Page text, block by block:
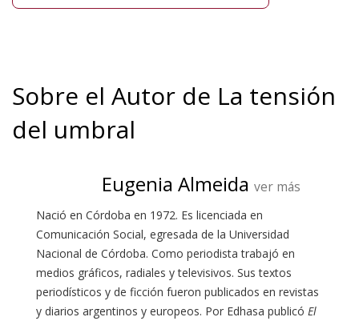
Sobre el Autor de La tensión
del umbral
Eugenia Almeida ver más
Nació en Córdoba en 1972. Es licenciada en
Comunicación Social, egresada de la Universidad
Nacional de Córdoba. Como periodista trabajó en
medios gráficos, radiales y televisivos. Sus textos
periodísticos y de ficción fueron publicados en revistas
y diarios argentinos y europeos. Por Edhasa publicó El